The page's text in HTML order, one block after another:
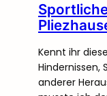
Kennt ihr
Hindernissen,
anderer